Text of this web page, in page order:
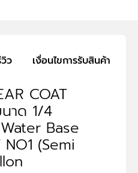
ว เงื่อนไขการรับสินค้า
COAT
นาด 1/4
Base
(Semi